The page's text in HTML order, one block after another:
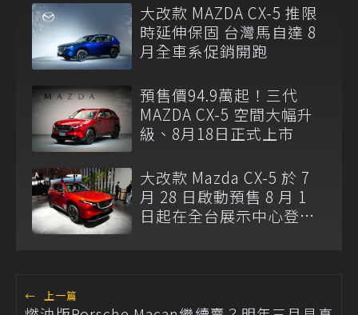
大改款 MAZDA CX-5 推限
時延伸保固 台灣馬自達 8
月全車系促銷開跑
預售價94.9萬起！三代
MAZDA CX-5 空間大幅升
級、8月18日正式上市
大改款 Mazda CX-5 於 7
月 28 日啟動預售 8 月 1
日起在全台展示中心登
← 上一篇